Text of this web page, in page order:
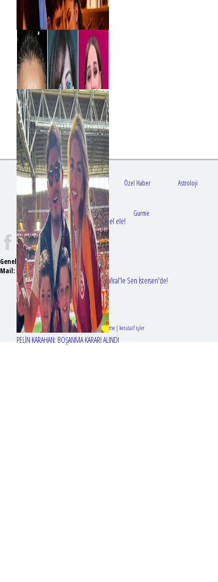
Bir dizi aşkı daha gerçek oldu: Sette el ele!
Erol Köse'nin mektupları ilk kez Nur Viral'le Sen İstersen'de!
PELİN KARAHAN: BOŞANMA KARARI ALINDI
Gündem Sağlık Özel Haber Astroloji
Doktorlar Gurme
Genel Yayın Yönetmeni:Seyhan Erdağ
Mail:
emizmagazin@gmail.com
Tasarım & Geliştirme | kerataif işler